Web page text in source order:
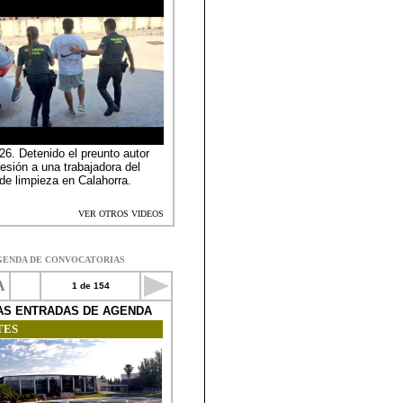
DE CONVOCATORIAS